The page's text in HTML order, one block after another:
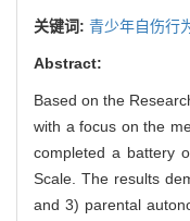
关键词: 青少年自伤行
Abstract:
Based on the
with a focus on the
completed a battery
Scale. The results
and 3) parental